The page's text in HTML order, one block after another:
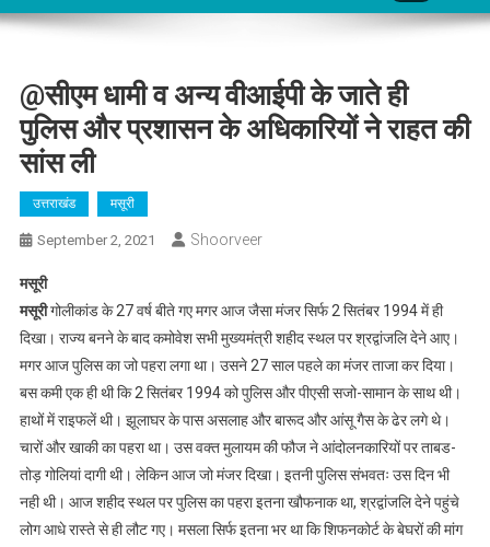
@सीएम धामी व अन्य वीआईपी के जाते ही
पुलिस और प्रशासन के अधिकारियों ने राहत की
सांस ली
उत्तराखंड मसूरी
September 2, 2021 Shoorveer
मसूरी
मसूरीगोलीकांड के 27 वर्ष बीते गए मगर आज जैसा मंजर सिर्फ 2 सितंबर 1994 में ही
दिखा। राज्य बनने के बाद कमोवेश सभी मुख्यमंत्री शहीद स्थल पर श्रद्वांजलि देने आए।
मगर आज पुलिस का जो पहरा लगा था। उसने 27 साल पहले का मंजर ताजा कर दिया।
बस कमी एक ही थी कि 2 सितंबर 1994 को पुलिस और पीएसी सजो-सामान के साथ थी।
हाथों में राइफलें थी। झूलाघर के पास असलाह और बारूद और आंसू गैस के ढेर लगे थे।
चारों और खाकी का पहरा था। उस वक्त मुलायम की फौज ने आंदोलनकारियों पर ताबड-
तोड़ गोलियां दागी थी। लेकिन आज जो मंजर दिखा। इतनी पुलिस संभवतः उस दिन भी
नही थी। आज शहीद स्थल पर पुलिस का पहरा इतना खौफनाक था, श्रद्वांजलि देने पहुंचे
लोग आधे रास्ते से ही लौट गए। मसला सिर्फ इतना भर था कि शिफनकोर्ट के बेघरों की मांग